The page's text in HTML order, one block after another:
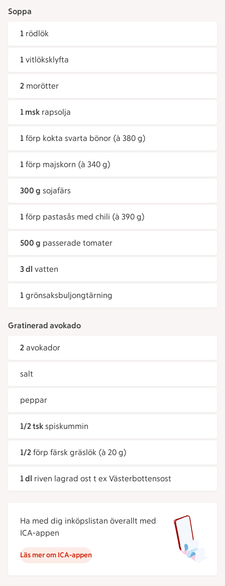
Soppa
1 rödlök
1 vitlöksklyfta
2 morötter
1 msk rapsolja
1 förp kokta svarta bönor (à 380 g)
1 förp majskorn (à 340 g)
300 g sojafärs
1 förp pastasås med chili (à 390 g)
500 g passerade tomater
3 dl vatten
1 grönsaksbuljongtärning
Gratinerad avokado
2 avokador
salt
peppar
1/2 tsk spiskummin
1/2 förp färsk gräslök (à 20 g)
1 dl riven lagrad ost t ex Västerbottensost
Ha med dig inköpslistan överallt med
ICA-appen
Läs mer om ICA-appen